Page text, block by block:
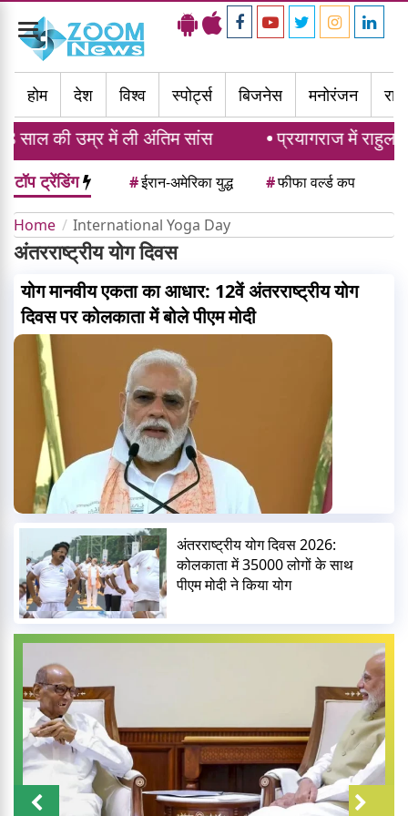
Toggle
navigation
होम
देश विश्व स्पोर्ट्स बिजनेस मनोरंजन
साल की उम्र में ली अंतिम सांस प्रयागराज में राहुल
टॉप ट्रेंडिंग #ईरान-अमेरिका युद्ध #फीफा वर्ल्ड कप
Home International Yoga Day
अंतरराष्ट्रीय योग दिवस
योग मानवीय एकता का आधार: 12वें अंतरराष्ट्रीय योग
दिवस पर कोलकाता में बोले पीएम मोदी
अंतरराष्ट्रीय योग दिवस 2026:
कोलकाता में 35000 लोगों के साथ
पीएम मोदी ने किया योग